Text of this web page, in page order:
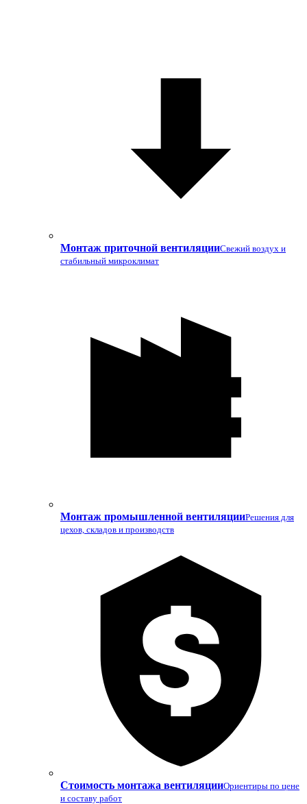
Монтаж приточной вентиляцииСвежий воздух и
стабильный микроклимат
Монтаж промышленной вентиляцииРешения для
цехов, складов и производств
Стоимость монтажа вентиляцииОриентиры по цене
и составу работ